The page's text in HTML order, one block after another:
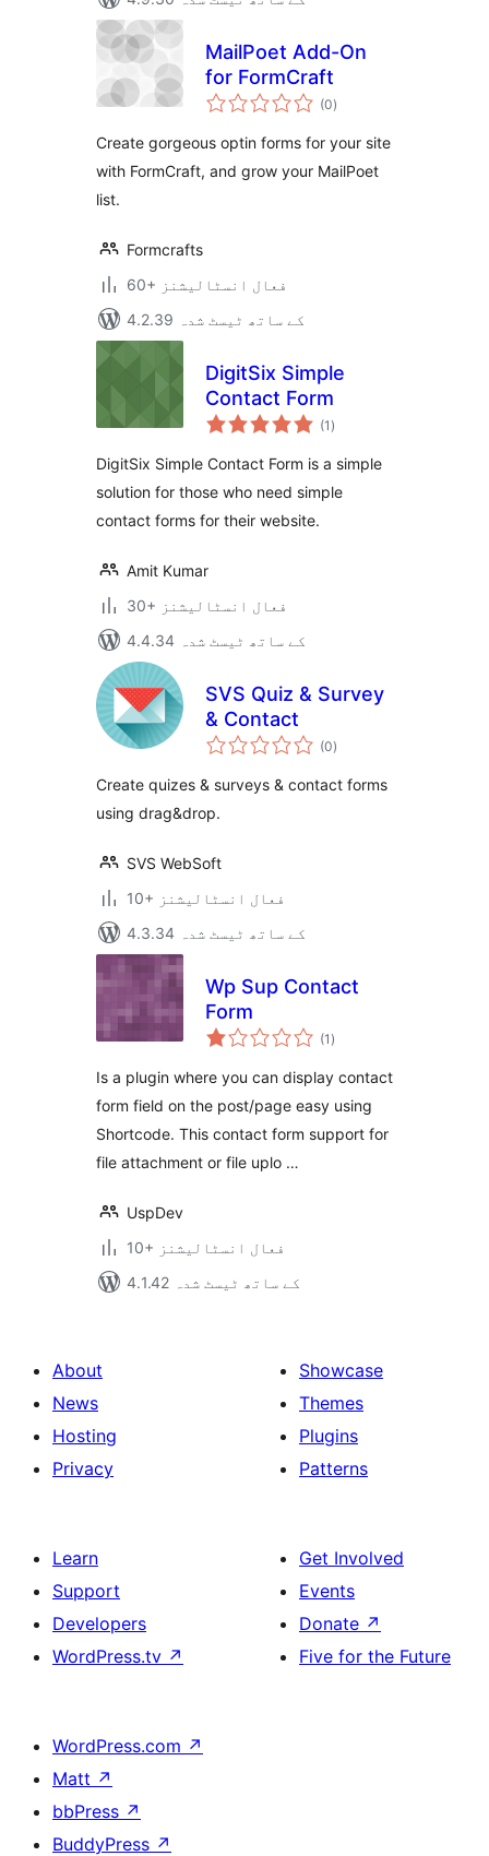
MailPoet Add-On
for FormCraft
(0مجموعی
درجہ
)
Create gorgeous optin forms for your site
with FormCraft, and grow your MailPoet
list.
Formcrafts
60+ فعال انسٹالیشنز
4.2.39 کے ساتھ ٹیسٹ شدہ
DigitSix Simple
Contact Form
(1 مجموعی
درجہ
)
DigitSix Simple Contact Form is a simple
solution for those who need simple
contact forms for their website.
Amit Kumar
30+ فعال انسٹالیشنز
4.4.34 کے ساتھ ٹیسٹ شدہ
SVS Quiz & Survey
& Contact
(0مجموعی
درجہ
)
Create quizes & surveys & contact forms
using drag&drop.
SVS WebSoft
10+ فعال انسٹالیشنز
4.3.34 کے ساتھ ٹیسٹ شدہ
Wp Sup Contact
Form
(1 مجموعی
درجہ
)
Is a plugin where you can display contact
form field on the post/page easy using
Shortcode. This contact form support for
file attachment or file uplo …
UspDev
10+ فعال انسٹالیشنز
4.1.42 کے ساتھ ٹیسٹ شدہ
About
News
Hosting
Privacy
Showcase
Themes
Plugins
Patterns
Learn
Support
Developers
WordPress.tv ↗
Get Involved
Events
Donate ↗
Five for the Future
WordPress.com ↗
Matt ↗
bbPress ↗
BuddyPress ↗